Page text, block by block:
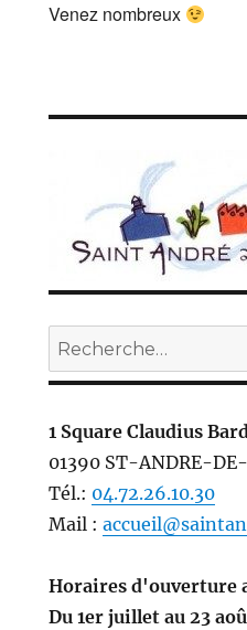
Venez nombreux
Recherche
pour :
1 Square Claudius
01390 ST-ANDRE-DE-
Tél.: 04.72.26.10.30
Mail :
Horaires d'ouverture
Du 1er juillet au 23